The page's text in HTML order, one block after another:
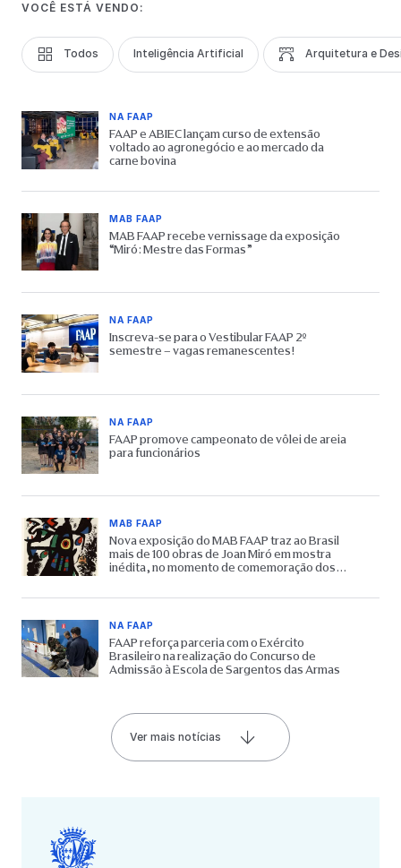
VOCÊ ESTÁ VENDO:
Todos Inteligência Artificial Arquitetura e
NA FAAP
FAAP e ABIEC lançam curso de extensão
voltado ao agronegócio e ao mercado da
carne bovina
MAB FAAP
MAB FAAP recebe vernissage da exposição
“Miró: Mestre das Formas”
NA FAAP
Inscreva-se para o Vestibular FAAP 2º
semestre – vagas remanescentes!
NA FAAP
FAAP promove campeonato de vôlei de areia
para funcionários
MAB FAAP
Nova exposição do MAB FAAP traz ao Brasil
mais de 100 obras de Joan Miró em mostra
inédita, no momento de comemoração dos
NA FAAP
FAAP reforça parceria com o Exército
Brasileiro na realização do Concurso de
Admissão à Escola de Sargentos das Armas
Ver mais notícias